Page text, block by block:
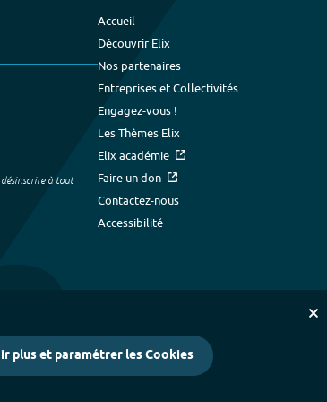
à tout
Accueil
Découvrir Elix
Nos partenaires
Entreprises et Collectivités
Engagez-vous !
Les Thèmes Elix
Elix académie
Faire un don
Contactez-nous
Accessibilité
plus et paramétrer les Cookies